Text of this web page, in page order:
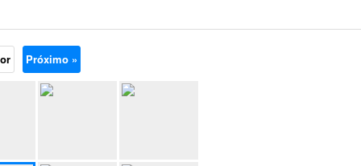
Próximo »